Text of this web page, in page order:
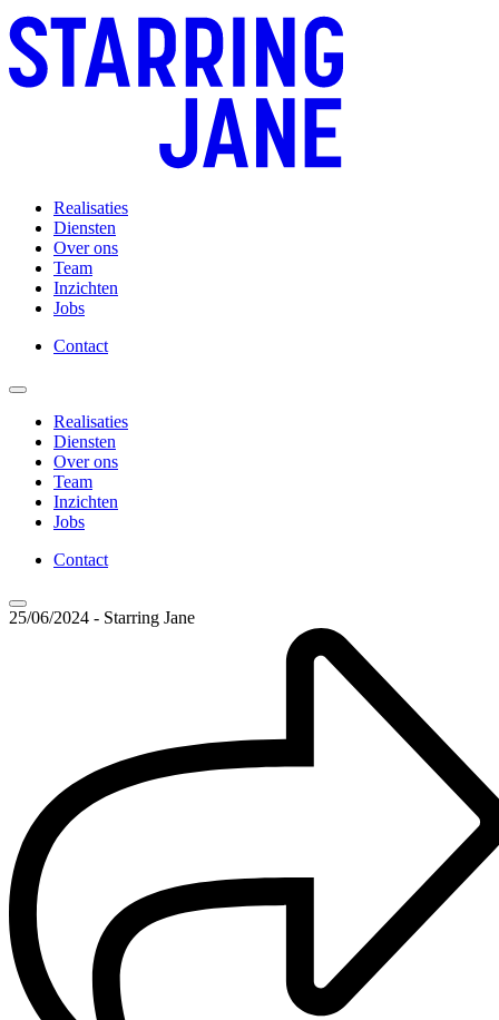
Realisaties
Diensten
Over ons
Team
Inzichten
Jobs
Contact
Realisaties
Diensten
Over ons
Team
Inzichten
Jobs
Contact
25/06/2024 - Starring Jane